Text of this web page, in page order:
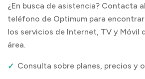
¿En busca de asistencia? Contacta
teléfono de Optimum para
los servicios de Internet, TV y Móvil
área.
Consulta sobre planes, precios y